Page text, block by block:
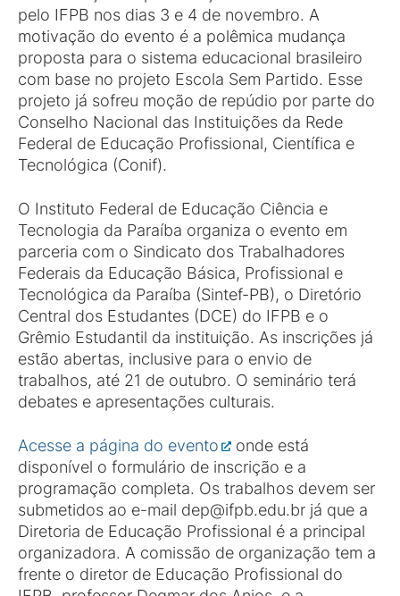
pelo IFPB nos dias 3 e 4 de novembro. A
motivação do evento é a polêmica mudança
proposta para o sistema educacional brasileiro
com base no projeto Escola Sem Partido. Esse
projeto já sofreu moção de repúdio por parte do
Conselho Nacional das Instituições da Rede
Federal de Educação Profissional, Científica e
Tecnológica (Conif).
O Instituto Federal de Educação Ciência e
Tecnologia da Paraíba organiza o evento em
parceria com o Sindicato dos Trabalhadores
Federais da Educação Básica, Profissional e
Tecnológica da Paraíba (Sintef-PB), o Diretório
Central dos Estudantes (DCE) do IFPB e o
Grêmio Estudantil da instituição. As inscrições já
estão abertas, inclusive para o envio de
trabalhos, até 21 de outubro. O seminário terá
debates e apresentações culturais.
Acesse a página do evento
onde está
disponível o formulário de inscrição e a
programação completa. Os trabalhos devem ser
submetidos ao e-mail dep@ifpb.edu.br já que a
Diretoria de Educação Profissional é a principal
organizadora. A comissão de organização tem a
frente o diretor de Educação Profissional do